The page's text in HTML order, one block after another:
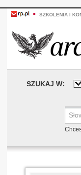
SZKOLENIA I
SZUKAJ W: